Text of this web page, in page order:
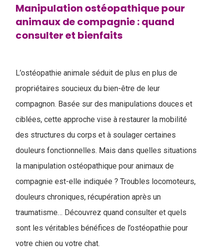
Manipulation ostéopathique pour
animaux de compagnie : quand
consulter et bienfaits
L’ostéopathie animale séduit de plus en plus de
propriétaires soucieux du bien-être de leur
compagnon. Basée sur des manipulations douces et
ciblées, cette approche vise à restaurer la mobilité
des structures du corps et à soulager certaines
douleurs fonctionnelles. Mais dans quelles situations
la manipulation ostéopathique pour animaux de
compagnie est-elle indiquée ? Troubles locomoteurs,
douleurs chroniques, récupération après un
traumatisme… Découvrez quand consulter et quels
sont les véritables bénéfices de l’ostéopathie pour
votre chien ou votre chat.